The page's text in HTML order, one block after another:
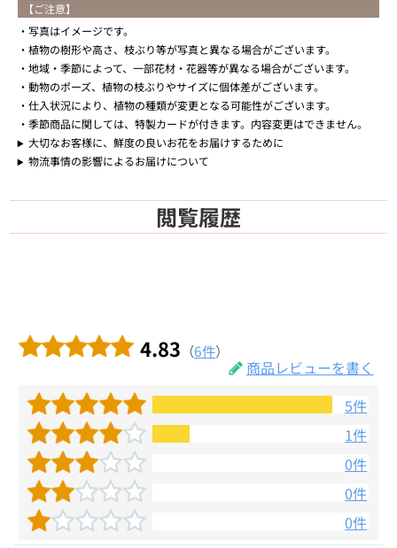
【ご注意】
写真はイメージです。
植物の樹形や高さ、枝ぶり等が写真と異なる場合がございます。
地域・季節によって、一部花材・花器等が異なる場合がございます。
動物のポーズ、植物の枝ぶりやサイズに個体差がございます。
仕入状況により、植物の種類が変更となる可能性がございます。
季節商品に関しては、特製カードが付きます。内容変更はできません。
大切なお客様に、鮮度の良いお花をお届けするために
物流事情の影響によるお届けについて
閲覧履歴
4.83 （6件）
商品レビューを書く
5件
1件
0件
0件
0件